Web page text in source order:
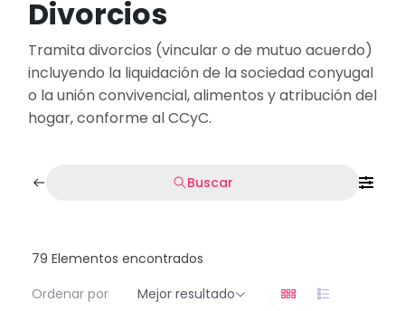
Divorcios
Tramita divorcios (vincular o de mutuo acuerdo)
incluyendo la liquidación de la sociedad conyugal
o la unión convivencial, alimentos y atribución del
hogar, conforme al CCyC.
Buscar
79 Elementos encontrados
Ordenar por
Mejor resultado